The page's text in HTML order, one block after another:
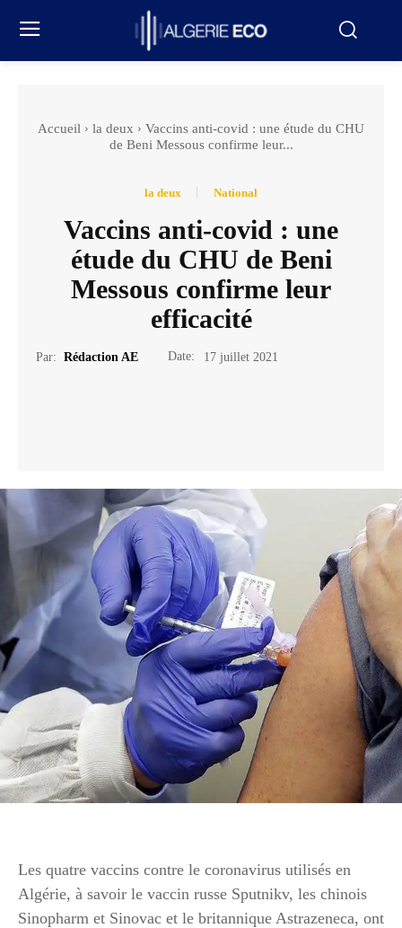
Accueil la deux
Vaccins anti-covid : une étude du CHU
de Beni Messous confirme leur...
la deux National
Vaccins anti-covid : une
étude du CHU de Beni
Messous confirme leur
efficacité
Par: Rédaction AE Date: 17 juillet 2021
Les quatre vaccins contre le coronavirus utilisés en
Algérie, à savoir le vaccin russe Sputnikv, les chinois
Sinopharm et Sinovac et le britannique Astrazeneca, ont